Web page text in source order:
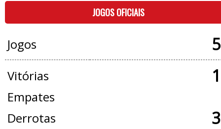
JOGOS OFICIAIS
Jogos
Vitórias
Empates
Derrotas